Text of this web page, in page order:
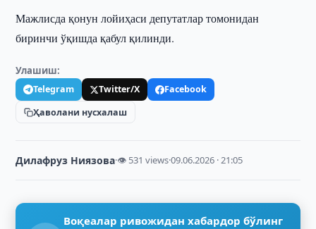
Мажлисда қонун лойиҳаси депутатлар томонидан
биринчи ўқишда қабул қилинди.
Улашиш:
Telegram Twitter/X
Facebook
Ҳаволани нусхалаш
Дилафруз Ниязова·👁 531 views·09.06.2026 · 21:05
Воқеалар ривожидан хабардор бўлинг